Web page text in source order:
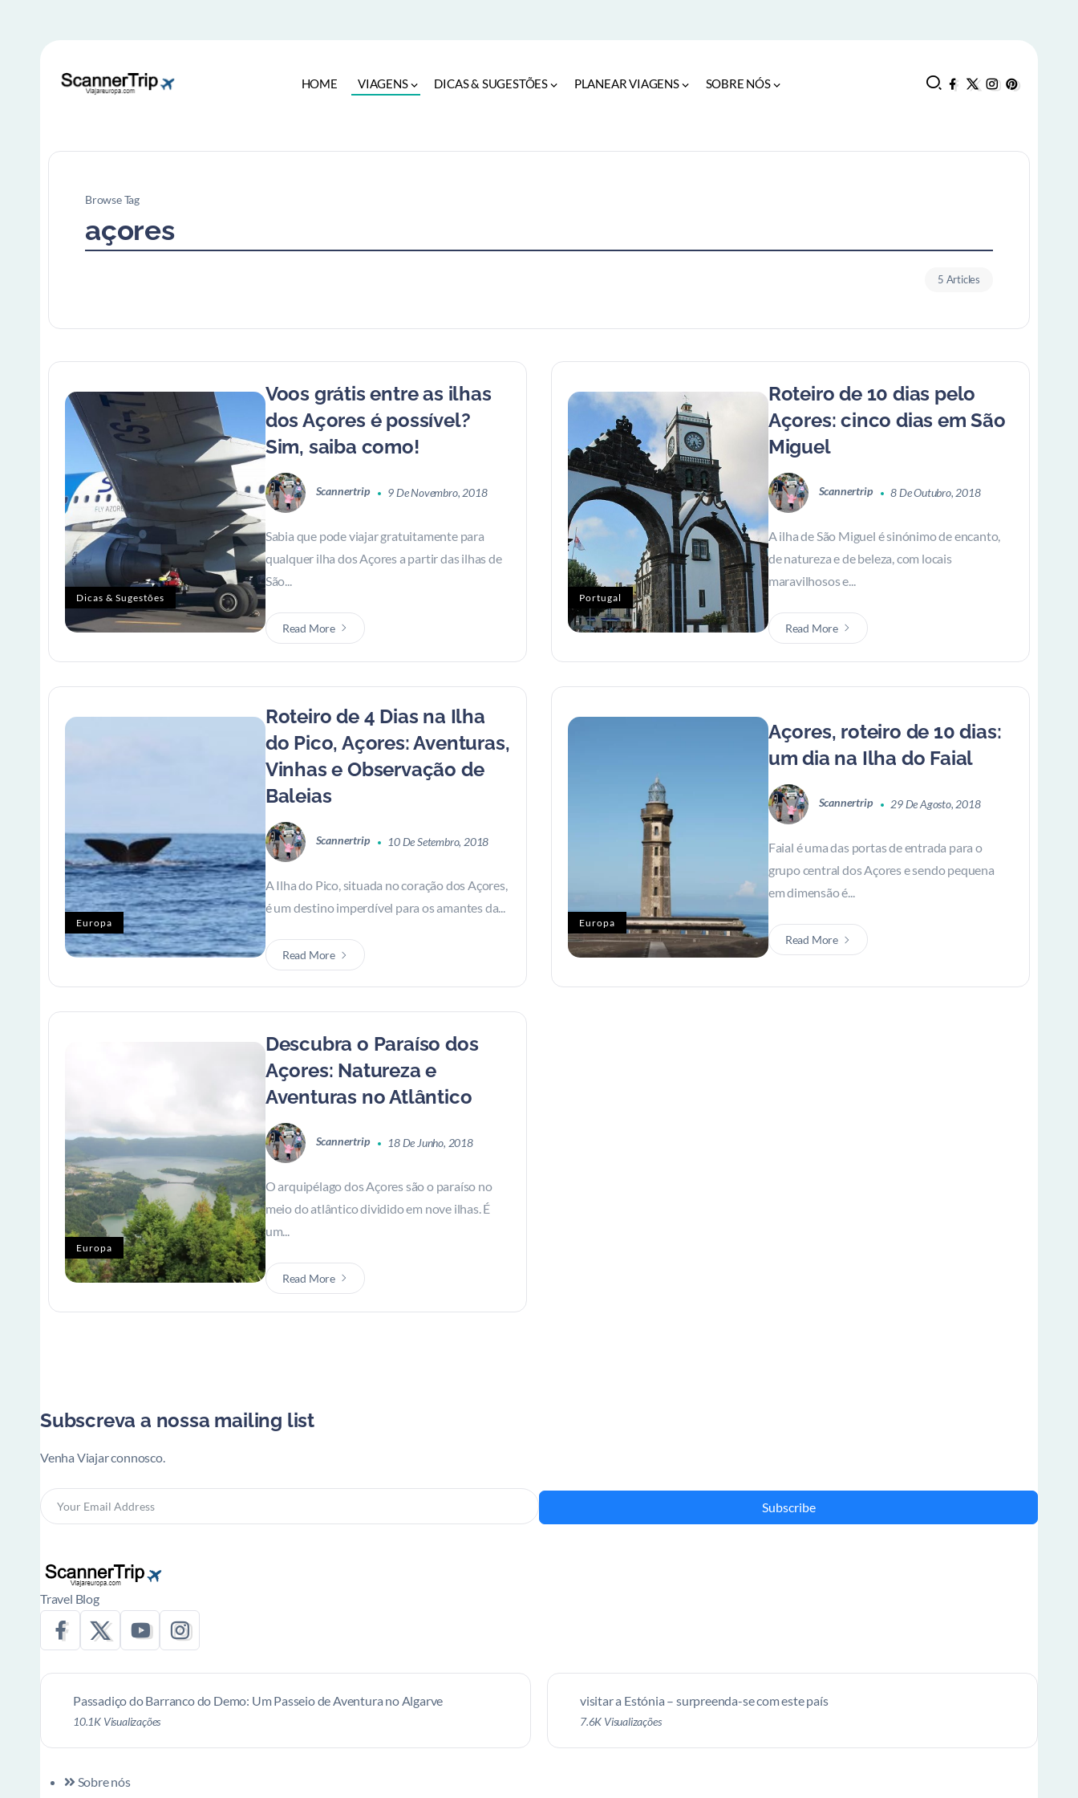
HOME VIAGENS DICAS & SUGESTÕES PLANEAR VIAGENS SOBRE NÓS
Browse Tag
açores
5 Articles
Dicas & Sugestões
Voos grátis entre as ilhas
dos Açores é possível?
Sim, saiba como!
Scannertrip 9 De Novembro, 2018
Sabia que pode viajar gratuitamente para
qualquer ilha dos Açores a partir das ilhas de
São...
Read More
Portugal
Roteiro de 10 dias pelo
Açores: cinco dias em São
Miguel
Scannertrip 8 De Outubro, 2018
A ilha de São Miguel é sinónimo de encanto,
de natureza e de beleza, com locais
maravilhosos e...
Read More
Europa
Roteiro de 4 Dias na Ilha
do Pico, Açores: Aventuras,
Vinhas e Observação de
Baleias
Scannertrip 10 De Setembro, 2018
A Ilha do Pico, situada no coração dos Açores,
é um destino imperdível para os amantes da...
Read More
Europa
Açores, roteiro de 10 dias:
um dia na Ilha do Faial
Scannertrip 29 De Agosto, 2018
Faial é uma das portas de entrada para o
grupo central dos Açores e sendo pequena
em dimensão é...
Read More
Europa
Descubra o Paraíso dos
Açores: Natureza e
Aventuras no Atlântico
Scannertrip 18 De Junho, 2018
O arquipélago dos Açores são o paraíso no
meio do atlântico dividido em nove ilhas. É
um...
Read More
Subscreva a nossa mailing list
Venha Viajar connosco.
Subscribe
Travel Blog
Passadiço do Barranco do Demo: Um Passeio de Aventura no Algarve
10.1K Visualizações
visitar a Estónia – surpreenda-se com este país
7.6K Visualizações
Sobre nós